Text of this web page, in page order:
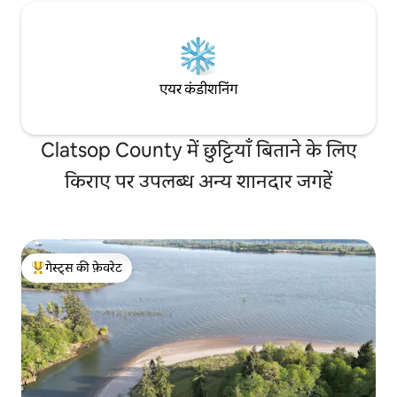
एयर कंडीशनिंग
Clatsop County में छुट्टियाँ बिताने के लिए
किराए पर उपलब्ध अन्य शानदार जगहें
गेस्ट्स का टॉप फ़ेवरेट
गेस्ट्स की फ़ेवरेट